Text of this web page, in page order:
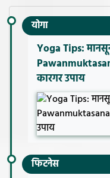
योगा
Yoga Tips:
कारगर उपाय
फिटनेस